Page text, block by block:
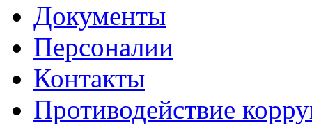
Документы
Персоналии
Контакты
Противодействие